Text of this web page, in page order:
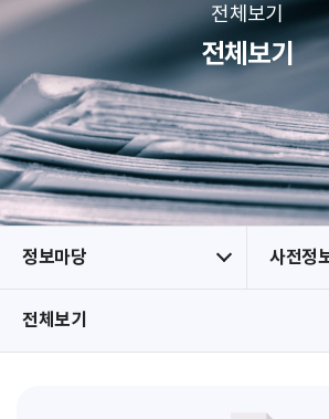
단
전체보기
전체보기
정보마당 사전정
전체보기